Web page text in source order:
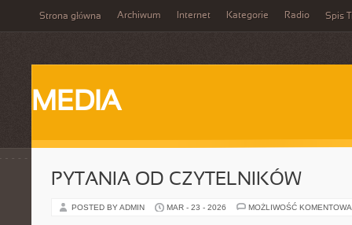
Strona główna Archiwum Internet Kategorie Radio Spis
MEDIA
PYTANIA OD CZYTELNIKÓW
POSTED BY ADMIN MAR - 23 - 2026 MOŻLIWOŚĆ